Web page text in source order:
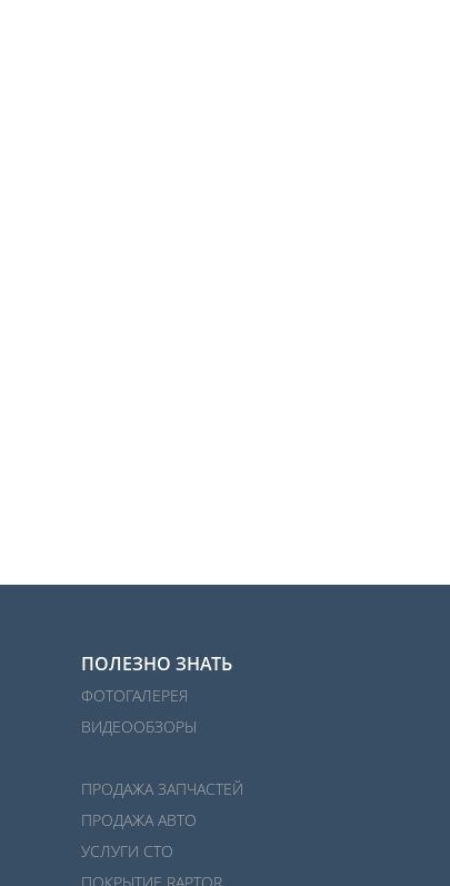
ПОЛЕЗНО ЗНАТЬ
ФОТОГАЛЕРЕЯ
ВИДЕООБЗОРЫ
ПРОДАЖА ЗАПЧАСТЕЙ
ПРОДАЖА АВТО
УСЛУГИ СТО